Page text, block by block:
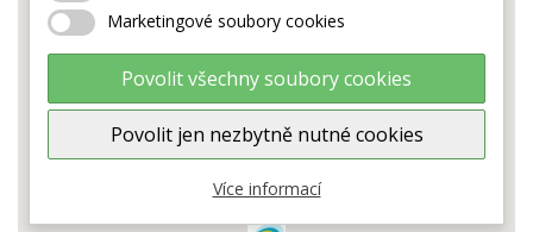
This page can't load Google Maps correctly.
Do you own this website? OK
Marketingové soubory cookies
Povolit všechny soubory cookies
Povolit jen nezbytně nutné cookies
Více informací